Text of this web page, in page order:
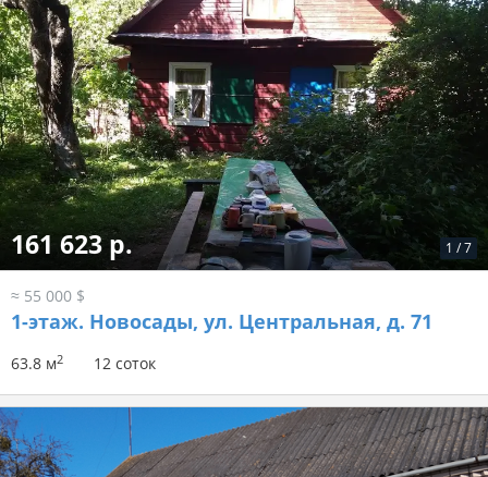
1 /7
161 623 р.
≈ 55 000 $
1-этаж. Новосады, ул. Центральная, д. 71
63.8 м2 12 соток